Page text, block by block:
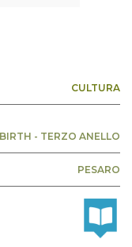
CULTURA
- TERZO ANELLO
PESARO